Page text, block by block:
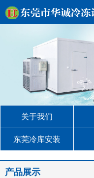
关于我们
东莞冷库安装
产品展示